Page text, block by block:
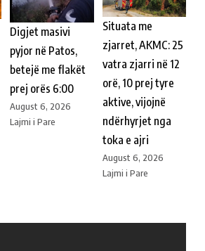
Digjet masivi
pyjor në Patos,
betejë me flakët
prej orës 6:00
August 6, 2026
Lajmi i Pare
Situata me
zjarret, AKMC: 25
vatra zjarri në 12
orë, 10 prej tyre
aktive, vijojnë
ndërhyrjet nga
toka e ajri
August 6, 2026
Lajmi i Pare